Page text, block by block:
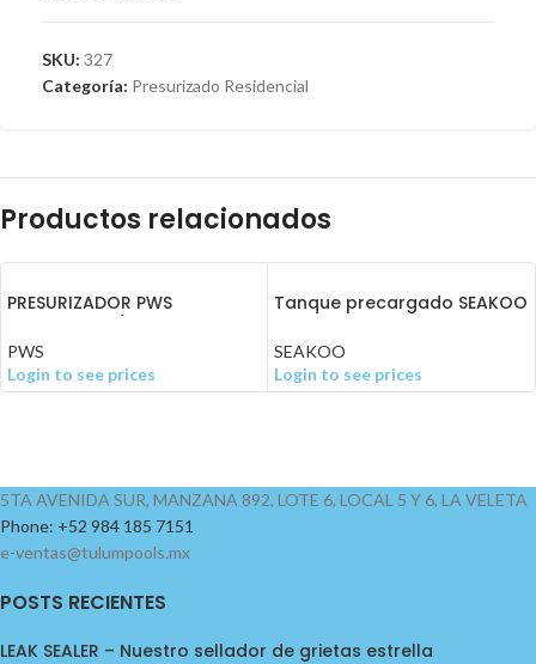
SKU: 327
Categoría: Presurizado Residencial
Productos relacionados
PRESURIZADOR PWS
C/VARIADOR
PWS
Login to see prices
Tanque precargado SEAKOO
SEAKOO
Login to see prices
5TA AVENIDA SUR, MANZANA 892, LOTE 6, LOCAL 5 Y 6, LA VELETA
Phone: +52 984 185 7151
e-ventas@tulumpools.mx
POSTS RECIENTES
LEAK SEALER – Nuestro sellador de grietas estrella